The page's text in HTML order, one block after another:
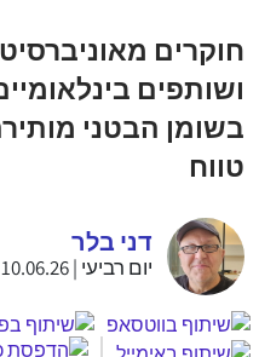
חוקרים
ושותפים
בשומן הבטני
טווח
דני בלר
יום רביעי | 10.06.26 | 10:16